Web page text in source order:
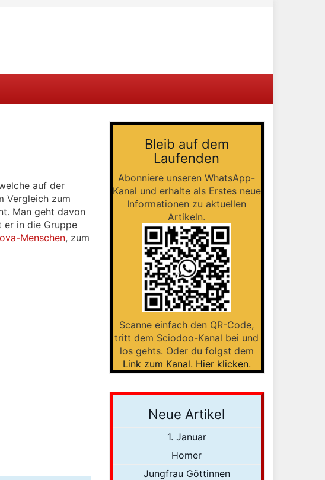
auf der
Vergleich zum
Man geht davon
er in die Gruppe
Menschen, zum
Bleib auf dem
Laufenden
Abonniere unseren WhatsApp-
Kanal und erhalte als Erstes neue
Informationen zu aktuellen
Artikeln.
Scanne einfach den QR-Code,
tritt dem Sciodoo-Kanal bei und
los gehts. Oder du folgst dem
Link zum Kanal. Hier klicken.
Neue Artikel
1. Januar
Homer
Jungfrau Göttinnen